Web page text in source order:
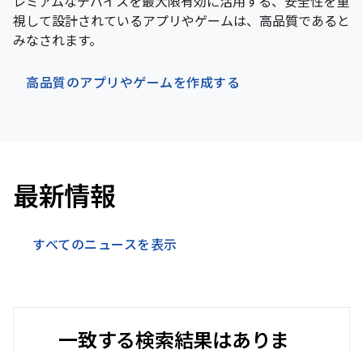
視して設計されているアプリやゲームは、高品質であると
みなされます。
高品質のアプリやゲームを作成する
最新情報
すべてのニュースを表示
一致する検索結果はありま